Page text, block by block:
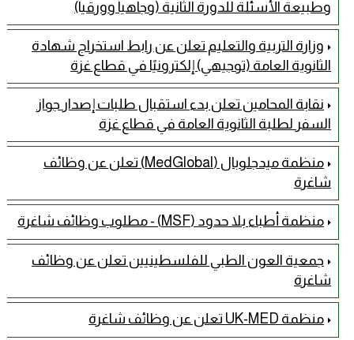
وطبيعة الأسئلة للدورة الثانية (وجاهياً وورقياً)
وزارة التربية والتعليم تعلن عن رابط استخراج شهادة
الثانوية العامة (توجيهي) إلكترونيًا في قطاع غزة
نقابة المحامين تعلن بدء استقبال طلبات إصدار جواز
السفر لطلبة الثانوية العامة في قطاع غزة
منظمة ميدجلوبال (MedGlobal) تعلن عن وظائف
شاغرة
منظمة أطباء بلا حدود (MSF) - مطلوب وظائف شاغرة
جمعية العون الطبي للفلسطينيين تعلن عن وظائف
شاغرة
منظمة UK-MED تعلن عن وظائف شاغرة